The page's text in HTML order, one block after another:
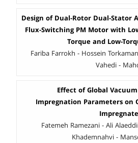
Design of Dual-Rotor Dual-Stator
Flux-Switching PM Motor with
Torque and Low-
Fariba Farrokh - Hossein
Vahedi -
Effect of Global
Impregnation Parameters on
Fatemeh Ramezani - Ali
Khademnahvi -